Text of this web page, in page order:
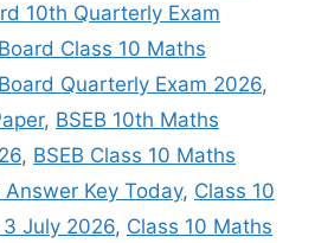
10th Quarterly Exam
Class 10 Maths
Quarterly Exam 2026,
, BSEB 10th Maths
, BSEB Class 10 Maths
Answer Key Today, Class 10
July 2026, Class 10 Maths